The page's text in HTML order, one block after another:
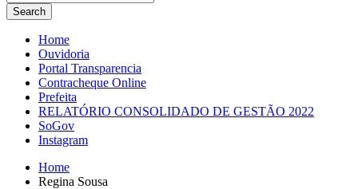
Search
Home
Ouvidoria
Portal Transparencia
Contracheque Online
Prefeita
RELATÓRIO CONSOLIDADO DE GESTÃO 2022
SoGov
Instagram
Home
Regina Sousa